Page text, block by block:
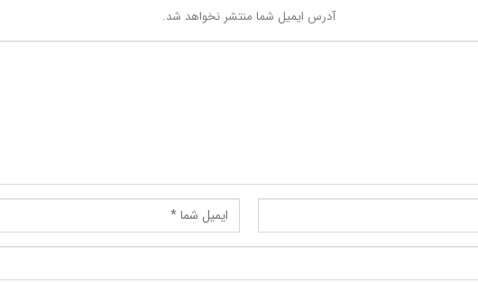
آدرس ایمیل شما منتشر نخواهد شد.